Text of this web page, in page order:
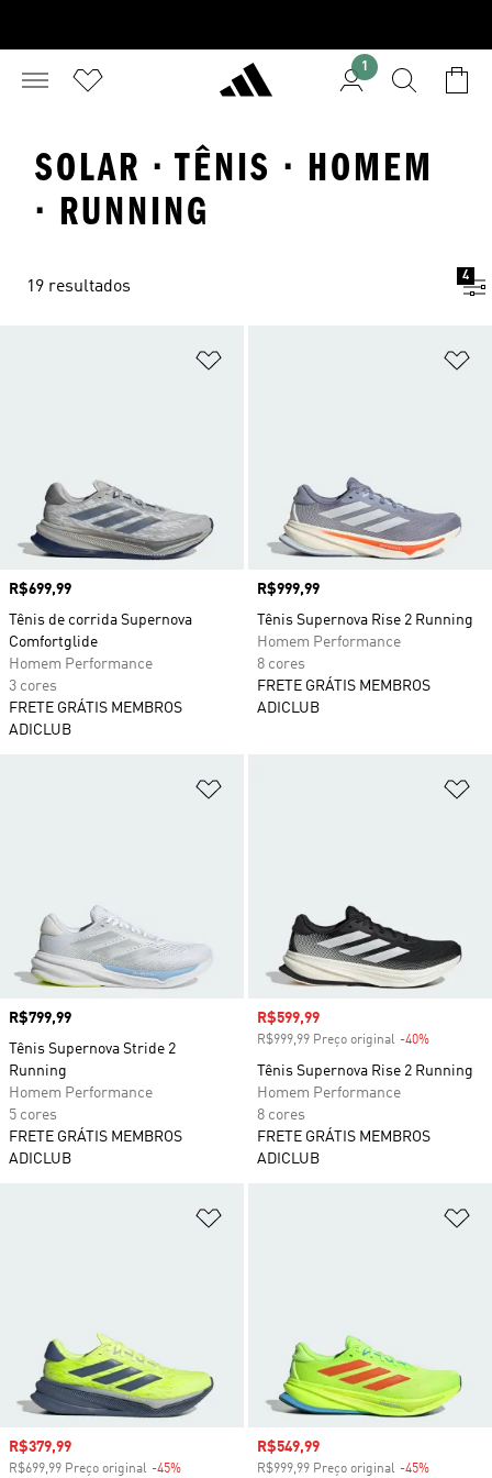
1
SOLAR · TÊNIS · HOMEM
· RUNNING
19 resultados
4
Preço
R$699,99
Tênis de corrida Supernova
Comfortglide
Homem Performance
3 cores
FRETE GRÁTIS MEMBROS
ADICLUB
Preço
R$999,99
Tênis Supernova Rise 2 Running
Homem Performance
8 cores
FRETE GRÁTIS MEMBROS
ADICLUB
Preço
R$799,99
Tênis Supernova Stride 2
Running
Homem Performance
5 cores
FRETE GRÁTIS MEMBROS
ADICLUB
Preço com desconto
R$599,99
R$999,99 Preço original -40%
Tênis Supernova Rise 2 Running
Homem Performance
8 cores
FRETE GRÁTIS MEMBROS
ADICLUB
Preço com desconto
R$379,99
R$699,99 Preço original -45%
Preço com desconto
R$549,99
R$999,99 Preço original -45%